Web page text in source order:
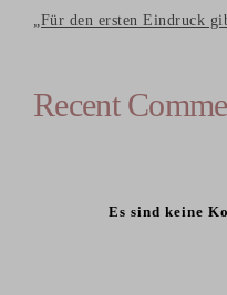
„Für den ersten Eindruck
Recent
Es sind keine